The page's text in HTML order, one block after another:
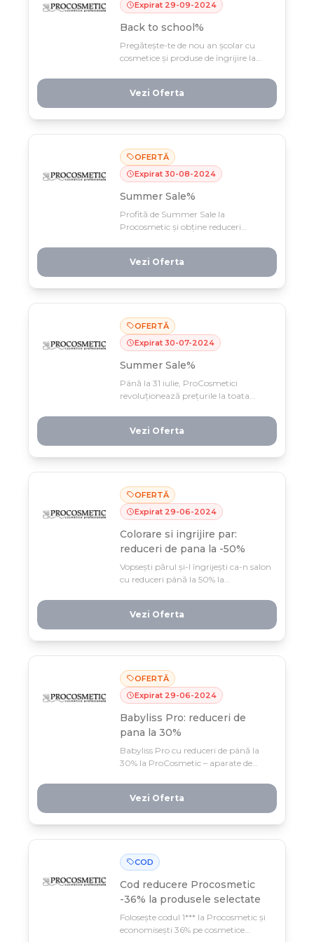
Expirat 29-09-2024
Back to school%
Pregătește-te de nou an școlar cu
cosmetice și produse de îngrijire la
reducerile Back to School și
economisește pe toată gama de
produse.
Vezi Oferta
OFERTĂ
Expirat 30-08-2024
Summer Sale%
Profită de Summer Sale la
Procosmetic și obține reduceri
în perioada 1-31 august. Stocurile sunt
limitate, deci nu rata cea mai
fierbinte ofertă a verii!
Vezi Oferta
OFERTĂ
Expirat 30-07-2024
Summer Sale%
Până la 31 iulie, ProCosmetici
revoluționează prețurile la toata
masive pe beauty și skincare, doar o
lună!
Vezi Oferta
OFERTĂ
Expirat 29-06-2024
Colorare si ingrijire par:
reduceri de pana la -50%
Vopsești părul și-l îngrijești ca-n salon
cu reduceri până la 50% la
produsele tale preferate de colorare și
tratament.
Vezi Oferta
OFERTĂ
Expirat 29-06-2024
Babyliss Pro: reduceri de
pana la 30%
Babyliss Pro cu reduceri de până la
30% la ProCosmetic – aparate de
Profită până la 30 iunie din oferta
sezonului!
Vezi Oferta
COD
Cod reducere Procosmetic
-36% la produsele selectate
Folosește codul 1*** la Procosmetic și
economisești 36% pe cosmetice